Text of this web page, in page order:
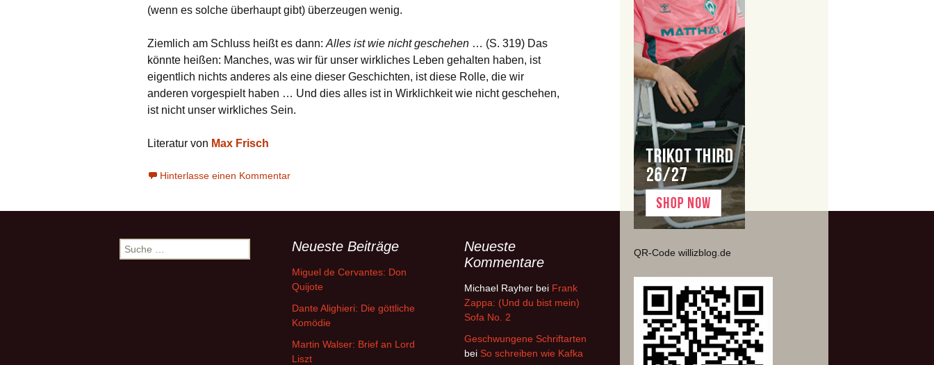
(wenn es solche überhaupt gibt) überzeugen wenig.
Ziemlich am Schluss heißt es dann: Alles ist wie nicht geschehen … (S. 319) Das
könnte heißen: Manches, was wir für unser wirkliches Leben gehalten haben, ist
eigentlich nichts anderes als eine dieser Geschichten, ist diese Rolle, die wir
anderen vorgespielt haben … Und dies alles ist in Wirklichkeit wie nicht geschehen,
ist nicht unser wirkliches Sein.
Literatur von Max Frisch
Hinterlasse einen Kommentar
QR-Code willizblog.de
Suche
nach:
Neueste Beiträge
Miguel de Cervantes: Don
Quijote
Dante Alighieri: Die göttliche
Komödie
Martin Walser: Brief an Lord
Liszt
Neueste
Kommentare
Michael Rayher bei Frank
Zappa: (Und du bist mein)
Sofa No. 2
Geschwungene Schriftarten
bei So schreiben wie Kafka